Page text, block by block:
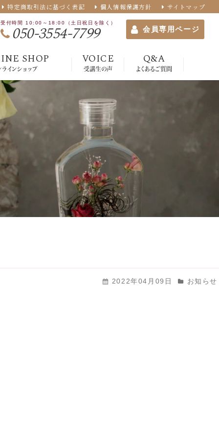
特定商取引法に基づく表記 個人情報保護方針 サイトマップ
受付時間 10:00～18:00（土日祝日を除く）
050-3554-7799 会員専用ページ
SHOP
ラインショップ
VOICE
受講生の声
Q&A
よくあるご質問
2022年04月09日 お知らせ